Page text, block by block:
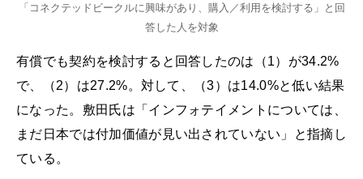
「コネクテッドビークルに興味があり、購入／利用を検討する」と回
答した人を対象
有償でも契約を検討すると回答したのは（1）が34.2%
で、（2）は27.2%。対して、（3）は14.0%と低い結果
になった。敷田氏は「インフォテイメントについては、
まだ日本では付加価値が見い出されていない」と指摘し
ている。